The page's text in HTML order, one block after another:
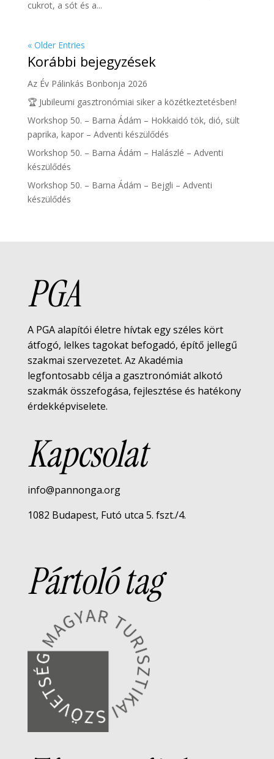
cukrot, a sót és a...
« Older Entries
Korábbi bejegyzések
Az Év Pálinkás Bonbonja 2026
🏆 Jubileumi gasztronómiai siker a közétkeztetésben!
Workshop 50. – Barna Ádám – Hokkaidó tök, dió, sült
paprika, kapor – Adventi készülődés
Workshop 50. – Barna Ádám – Halászlé – Adventi
készülődés
Workshop 50. – Barna Ádám – Bejgli – Adventi
készülődés
PGA
A PGA alapítói életre hívtak egy széles kört
átfogó, lelkes tagokat befogadó, építő jellegű
szakmai szervezetet. Az Akadémia
legfontosabb célja a gasztronómiát alkotó
szakmák összefogása, fejlesztése és hatékony
érdekképviselete.
Kapcsolat
info@pannonga.org
1082 Budapest, Futó utca 5. fszt./4.
Pártoló tag